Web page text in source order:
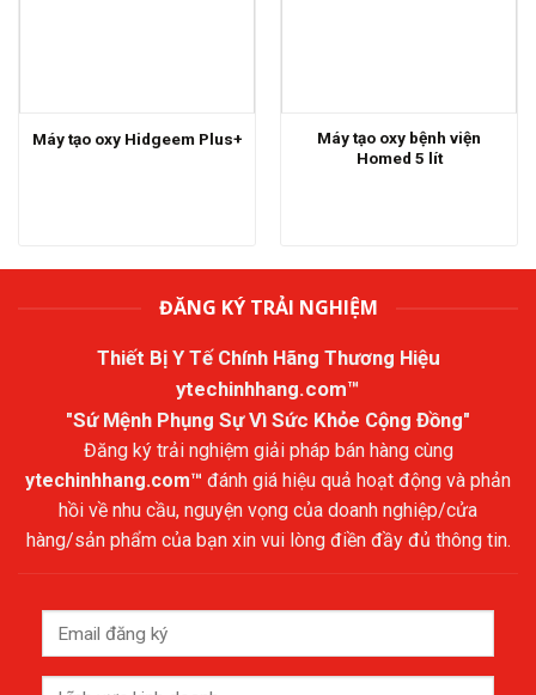
Máy tạo oxy Hidgeem Plus+
Máy tạo oxy bệnh viện
Homed 5 lít
ĐĂNG KÝ TRẢI NGHIỆM
Thiết Bị Y Tế Chính Hãng Thương Hiệu
ytechinhhang.com™
"Sứ Mệnh Phụng Sự Vì Sức Khỏe Cộng Đồng"
Đăng ký trải nghiệm giải pháp bán hàng cùng
ytechinhhang.com™ đánh giá hiệu quả hoạt động và phản
hồi về nhu cầu, nguyện vọng của doanh nghiệp/cửa
hàng/sản phẩm của bạn xin vui lòng điền đầy đủ thông tin.